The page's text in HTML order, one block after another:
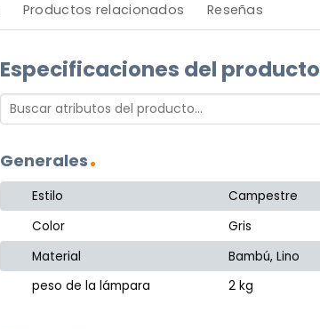
Productos relacionados Reseñas
Especificaciones del producto
Generales
Estilo
Campestre
Color
Gris
Material
Bambú, Lino
peso de la lámpara
2 kg